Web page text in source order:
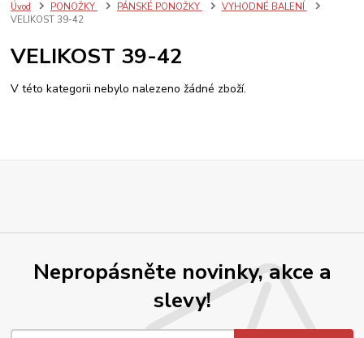
Úvod PONOŽKY PÁNSKÉ PONOŽKY
VYHODNÉ BALENÍ
VELIKOST 39-42
VELIKOST 39-42
V této kategorii nebylo nalezeno žádné zboží.
Nepropásněte novinky, akce a
slevy!